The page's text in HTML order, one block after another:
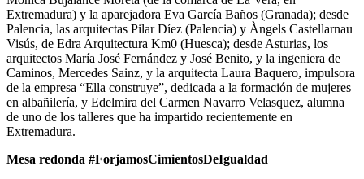
Extremadura) y la aparejadora Eva García Baños (Granada); desde
Palencia, las arquitectas Pilar Díez (Palencia) y Àngels Castellarnau
Visús, de Edra Arquitectura Km0 (Huesca); desde Asturias, los
arquitectos María José Fernández y José Benito, y la ingeniera de
Caminos, Mercedes Sainz, y la arquitecta Laura Baquero, impulsora
de la empresa “Ella construye”, dedicada a la formación de mujeres
en albañilería, y Edelmira del Carmen Navarro Velasquez, alumna
de uno de los talleres que ha impartido recientemente en
Extremadura.
Mesa redonda #ForjamosCimientosDeIgualdad